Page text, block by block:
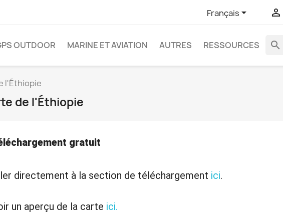
Français 
OUTDOOR MARINE ET AVIATION AUTRES RESSOURCES search
l'Éthiopie
de l'Éthiopie
gratuit
directement à la section de téléchargement ici.
un aperçu de la carte ici.